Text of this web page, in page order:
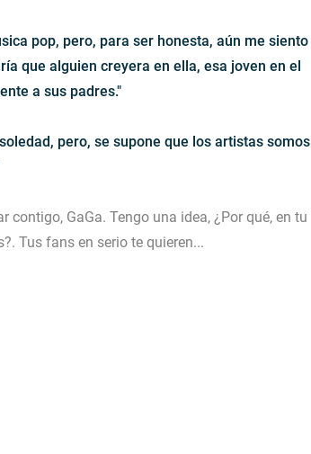
pop, pero, para ser honesta, aún me siento
que alguien creyera en ella, esa joven en el
a sus padres."
pero, se supone que los artistas somos
GaGa. Tengo una idea, ¿Por qué, en tu
Tus fans en serio te quieren...